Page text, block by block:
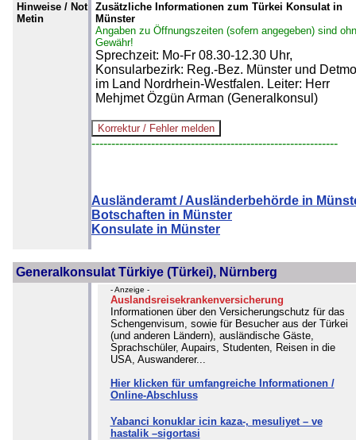
Hinweise / Not
Metin
Zusätzliche Informationen zum Türkei Konsulat in
Münster
Angaben zu Öffnungszeiten (sofern angegeben) sind
Gewähr!
Sprechzeit: Mo-Fr 08.30-12.30 Uhr,
Konsularbezirk: Reg.-Bez. Münster und
im Land Nordrhein-Westfalen. Leiter: Herr
Mehjmet Özgün Arman (Generalkonsul)
--------------------------------------------------------------
Ausländeramt / Ausländerbehörde in
Botschaften in Münster
Konsulate in Münster
Generalkonsulat Türkiye (Türkei), Nürnberg
- Anzeige -
Auslandsreisekrankenversicherung
Informationen über den Versicherungschutz für das
Schengenvisum, sowie für Besucher aus der Türkei
(und anderen Ländern), ausländische Gäste,
Sprachschüler, Aupairs, Studenten, Reisen in die
USA, Auswanderer...
Hier klicken für umfangreiche Informationen /
Online-Abschluss
Yabanci konuklar icin kaza-, mesuliyet – ve
hastalik –sigortasi